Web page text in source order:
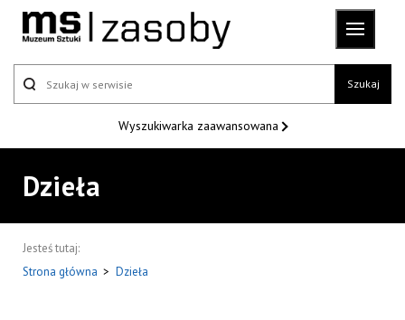
Szukaj
Wyszukiwarka zaawansowana
Dzieła
Jesteś tutaj:
Strona główna > Dzieła